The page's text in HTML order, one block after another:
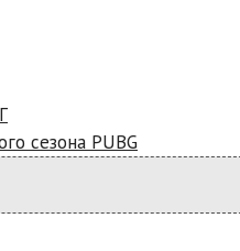
сезона PUBG